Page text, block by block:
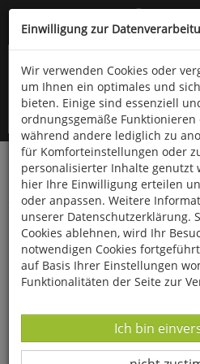
Kompletten Head der Seite
oder (06766)
Startseite Bücher Downloads
Der Falke
Heimliches
Einwilligung zur
Wir verwenden Cookies oder
um Ihnen ein optimales und
bieten. Einige sind essenziell
ordnungsgemäße
während andere lediglich zu
für Komforteinstellungen oder
personalisierter Inhalte genutzt
hier Ihre Einwilligung erteilen
oder anpassen. Weitere
unserer Datenschutzerklärung.
Cookies ablehnen, wird Ihr
notwendigen Cookies
auf Basis Ihrer Einstellungen
Funktionalitäten der Seite zur
Ich bin